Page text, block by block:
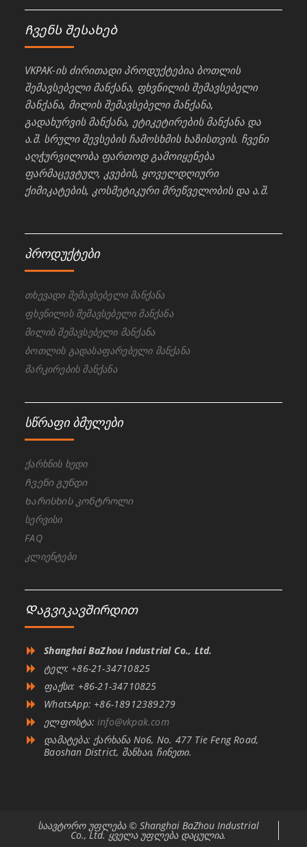
Ჩვენს შესახებ
VKPAK-ის ძირითადი პროდუქტებია ბოთლის
შემავსებელი მანქანა, ფხვნილის შემავსებელი
მანქანა, მილის შემავსებელი მანქანა,
გადახურვის მანქანა, ეტიკეტირების მანქანა და
ა.შ. სრული შევსების ჩამოსხმის ხაზისთვის. ჩვენი
აღჭურვილობა ფართოდ გამოიყენება
ფარმაცევტულ, კვების, ყოველდღიური
ქიმიკატების, კოსმეტიკური მრეწველობის და ა.შ.
პროდუქტები
თხევადი შემავსებელი მანქანა
ფხვნილის შემავსებელი მანქანა
მილის შემავსებელი მანქანა
ბოთლის გადასაფარებელი მანქანა
მარკირების მანქანა
სწრაფი ბმულები
ქარხნის ხედი
Ჩვენი გუნდი
Ხარისხის კონტროლი
სერვისი
FAQ
კლიენტები
Დაგვიკავშირდით
Shanghai BaZhou Industrial Co., Ltd.
ტელ: +86-21-34710825
ფაქსი: +86-21-34710825
WhatsApp: +86-18912389279
ელფოსტა:info@vkpak.com
დამატება: ქარხანა No6, No. 477 Tie Feng Road,
Baoshan District, შანხაი, ჩინეთი.
საავტორო უფლება © Shanghai BaZhou Industrial
Co., Ltd. ყველა უფლება დაცულია.